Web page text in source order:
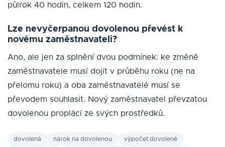
půlrok 40 hodin, celkem 120 hodin.
Lze nevyčerpanou dovolenou převést k
novému zaměstnavateli?
Ano, ale jen za splnění dvou podmínek: ke změně
zaměstnavatele musí dojít v průběhu roku (ne na
přelomu roku) a oba zaměstnavatelé musí se
převodem souhlasit. Nový zaměstnavatel převzatou
dovolenou proplácí ze svých prostředků.
dovolená nárok na dovolenou výpočet dovolené